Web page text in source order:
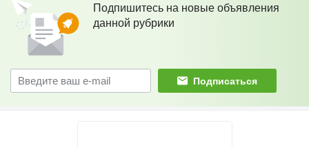
Подпишитесь на новые объявления
данной рубрики
Подписаться